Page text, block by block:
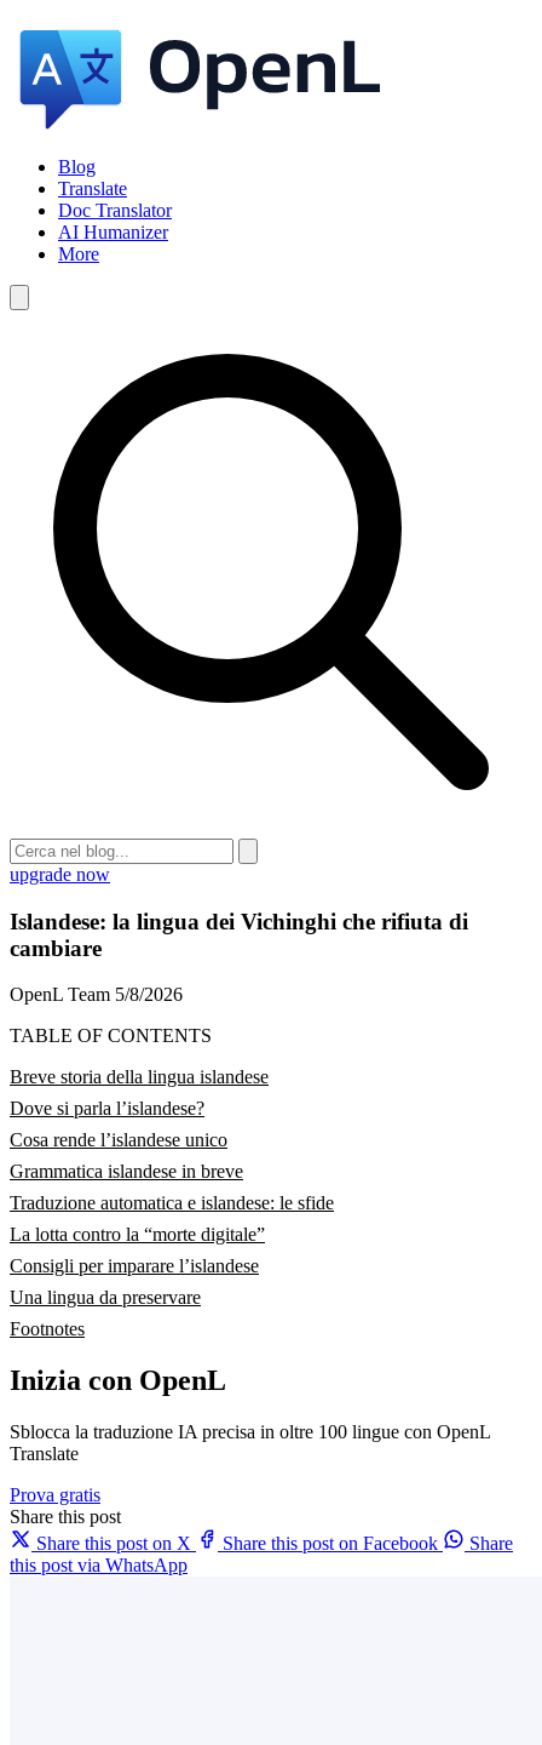
Blog
Translate
Doc Translator
AI Humanizer
More
upgrade now
Islandese: la lingua dei Vichinghi che rifiuta di
cambiare
OpenL Team 5/8/2026
TABLE OF CONTENTS
Breve storia della lingua islandese
Dove si parla l’islandese?
Cosa rende l’islandese unico
Grammatica islandese in breve
Traduzione automatica e islandese: le sfide
La lotta contro la “morte digitale”
Consigli per imparare l’islandese
Una lingua da preservare
Footnotes
Inizia con OpenL
Sblocca la traduzione IA precisa in oltre 100 lingue con OpenL
Translate
Prova gratis
Share this post
Share this post on X
Share this post on Facebook
Share
this post via WhatsApp